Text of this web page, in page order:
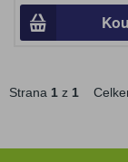
Strana 1 z 1